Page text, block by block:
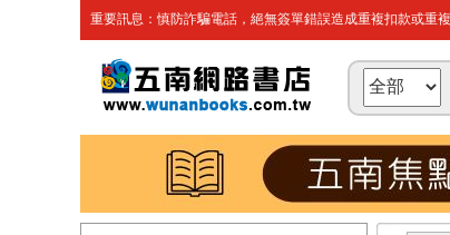
重要訊息：慎防詐騙電話，絕無簽單錯誤造成重複扣款或重